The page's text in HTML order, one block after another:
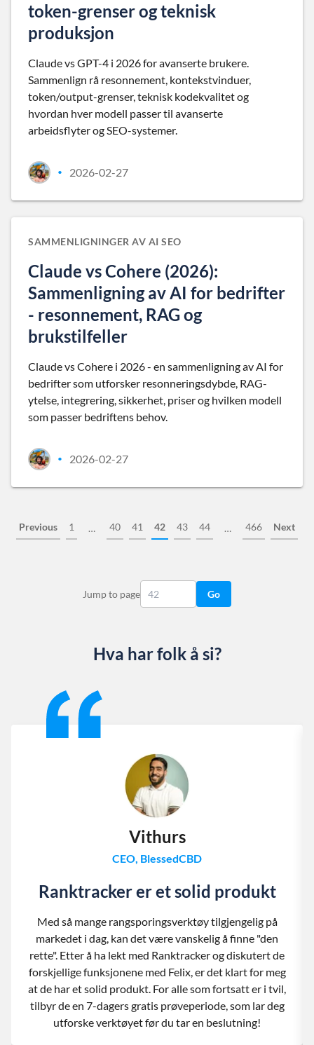
token-grenser og teknisk
produksjon
Claude vs GPT-4 i 2026 for avanserte brukere.
Sammenlign rå resonnement, kontekstvinduer,
token/output-grenser, teknisk kodekvalitet og
hvordan hver modell passer til avanserte
arbeidsflyter og SEO-systemer.
• 2026-02-27
SAMMENLIGNINGER AV AI SEO
Claude vs Cohere (2026):
Sammenligning av AI for bedrifter
- resonnement, RAG og
brukstilfeller
Claude vs Cohere i 2026 - en sammenligning av AI for
bedrifter som utforsker resonneringsdybde, RAG-
ytelse, integrering, sikkerhet, priser og hvilken modell
som passer bedriftens behov.
• 2026-02-27
Previous 1 … 40 41 42 43 44 … 466 Next
Jump to page Go
Hva har folk å si?
Vithurs
CEO, BlessedCBD
Ranktracker er et solid produkt
Med så mange rangsporingsverktøy tilgjengelig på
markedet i dag, kan det være vanskelig å finne "den
rette". Etter å ha lekt med Ranktracker og diskutert de
forskjellige funksjonene med Felix, er det klart for meg
at de har et solid produkt. For alle som fortsatt er i tvil,
tilbyr de en 7-dagers gratis prøveperiode, som lar deg
utforske verktøyet før du tar en beslutning!